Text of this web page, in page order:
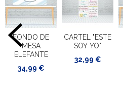
FONDO DE
MESA
ELEFANTE
34,99 €
CARTEL "ESTE
SOY YO"
32,99 €